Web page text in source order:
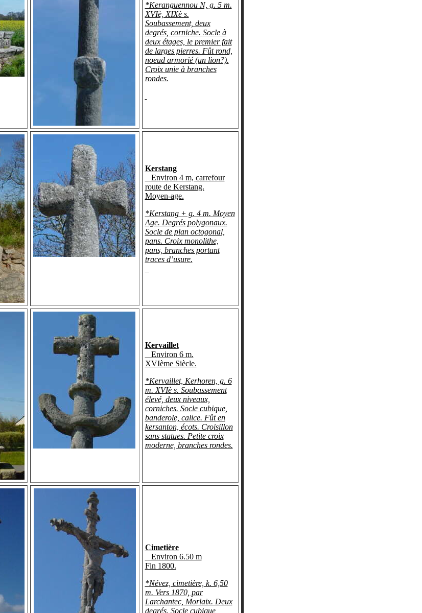
*Keranguennou N, g. 5 m.
XVIè, XIXè s.
Soubassement, deux
degrés, corniche. Socle à
deux étages, le premier fait
de larges pierres. Fût rond,
noeud armorié (un lion?).
Croix unie à branches
rondes.
Kerstang
Environ 4 m, carrefour
route de Kerstang.
Moyen-age.
*Kerstang + g. 4 m. Moyen
Age. Degrés polygonaux.
Socle de plan octogonal,
pans. Croix monolithe,
pans, branches portant
traces d’usure.
Kervaillet
Environ 6 m.
XVIème Siècle.
*Kervaillet, Kerhoren, g. 6
m. XVIè s. Soubassement
élevé, deux niveaux,
corniches. Socle cubique,
banderole, calice. Fût en
kersanton, écots. Croisillon
sans statues. Petite croix
moderne, branches rondes.
Cimetière
Environ 6.50 m
Fin 1800.
*Névez, cimetière, k. 6,50
m. Vers 1870, par
Larchantec, Morlaix. Deux
degrés. Socle cubique,